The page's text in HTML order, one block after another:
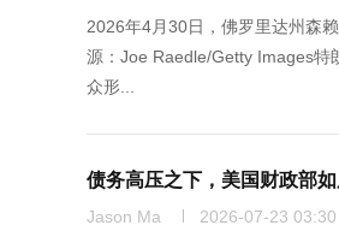
2026年4月30日，佛罗里达州森
源：Joe Raedle/Getty Images特
众形...
债务高压之下，美国财政部
Jason Ma 2026-07-23 03:30